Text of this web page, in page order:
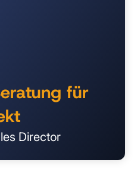
für
Director